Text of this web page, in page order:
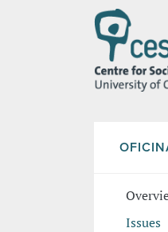
Issues